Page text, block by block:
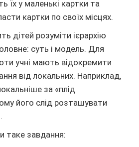
їх у маленькі картки та
картки по своїх місцях.
дітей розуміти ієрархію
суть і модель. Для
учні мають відокремити
від локальних. Наприклад,
за «плід
його слід розташувати
таке завдання: